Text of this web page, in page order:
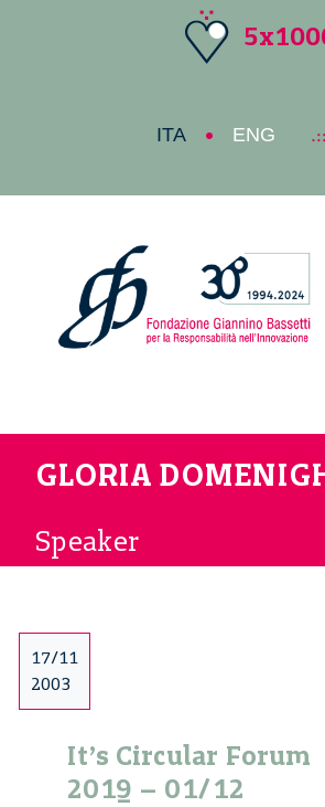
ITA ENG
GLORIA
Speaker
17/11
2003
It’s Circular Forum
2019 – 01/12